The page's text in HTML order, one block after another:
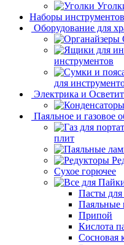
Наборы инструментов
Оборудование для
инструментов
для
Электрика и
Паяльное и газовое
плит
Сухое горючее
Пасты для
Паяльные
Припой
Кислота
Сосновая